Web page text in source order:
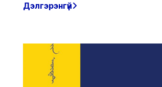
Дэлгэрэнгүй